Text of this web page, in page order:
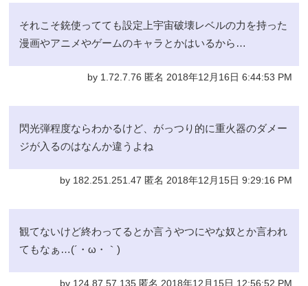
それこそ銃使ってても設定上宇宙破壊レベルの力を持った
漫画やアニメやゲームのキャラとかはいるから…
by 1.72.7.76 匿名 2018年12月16日 6:44:53 PM
閃光弾程度ならわかるけど、がっつり的に重火器のダメー
ジが入るのはなんか違うよね
by 182.251.251.47 匿名 2018年12月15日 9:29:16 PM
観てないけど終わってるとか言うやつにやな奴とか言われ
てもなぁ…(´・ω・｀)
by 124.87.57.135 匿名 2018年12月15日 12:56:52 PM